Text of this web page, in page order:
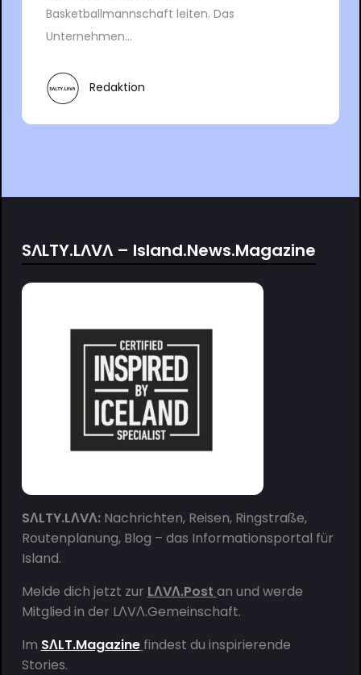
Basketballmannschaft leiten. Das
Unternehmen...
Redaktion
SΛLTY.LΛVΛ – Island.News.Magazine
SΛLTY.LΛVΛ:Nachrichten, Reisen, Ringstraße,
Routenplanung, Blog – das Informationsportal für
Island.
Melde dich jetzt zur LΛVΛ.Post an und werde
Mitglied in der LΛVΛ.Gemeinschaft.
Im SΛLT.Magazine findest du inspirierende
Stories.